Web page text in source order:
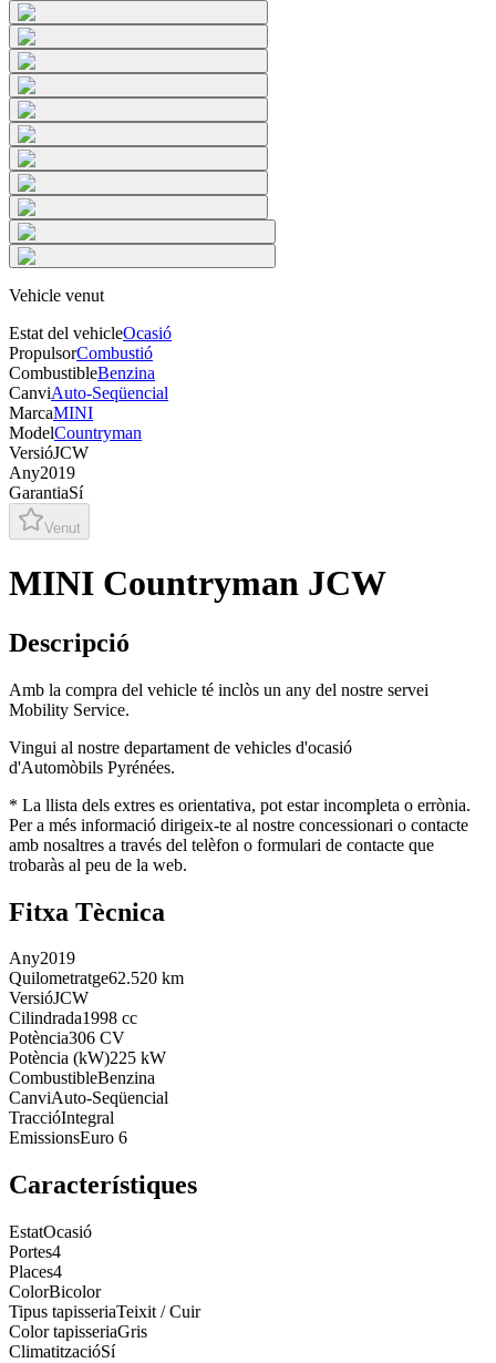
Vehicle venut
Estat del vehicleOcasió
PropulsorCombustió
CombustibleBenzina
CanviAuto-Seqüencial
MarcaMINI
ModelCountryman
VersióJCW
Any2019
GarantiaSí
Venut
MINI Countryman JCW
Descripció
Amb la compra del vehicle té inclòs un any del nostre servei
Mobility Service.
Vingui al nostre departament de vehicles d'ocasió
d'Automòbils Pyrénées.
* La llista dels extres es orientativa, pot estar incompleta o errònia.
Per a més informació dirigeix-te al nostre concessionari o contacte
amb nosaltres a través del telèfon o formulari de contacte que
trobaràs al peu de la web.
Fitxa Tècnica
Any2019
Quilometratge62.520 km
VersióJCW
Cilindrada1998 cc
Potència306 CV
Potència (kW)225 kW
CombustibleBenzina
CanviAuto-Seqüencial
TraccióIntegral
EmissionsEuro 6
Característiques
EstatOcasió
Portes4
Places4
ColorBicolor
Tipus tapisseriaTeixit / Cuir
Color tapisseriaGris
ClimatitzacióSí